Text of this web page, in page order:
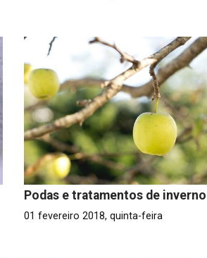
Podas e tratamentos de inverno
01 fevereiro 2018, quinta-feira